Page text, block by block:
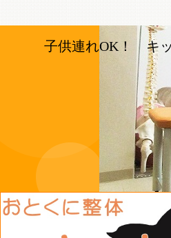
長岡京市の整
に整体おっと
京駅と長岡天
歩5分の
子供連れOK！ キ